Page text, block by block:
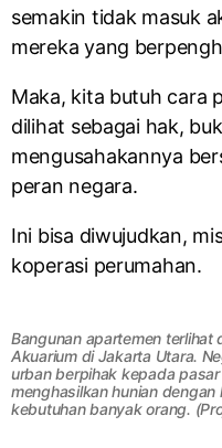
semakin tidak masuk
mereka yang
Maka, kita butuh cara
dilihat sebagai hak,
mengusahakannya
peran negara.
Ini bisa diwujudkan,
koperasi perumahan.
Bangunan apartemen terlihat
Akuarium di Jakarta Utara.
urban berpihak kepada
menghasilkan hunian
kebutuhan banyak orang.